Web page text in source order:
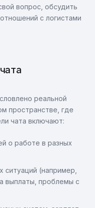
вопрос, обсудить
с логистами
реальной
пространстве, где
чата включают:
о работе в разных
(например,
выплаты, проблемы с